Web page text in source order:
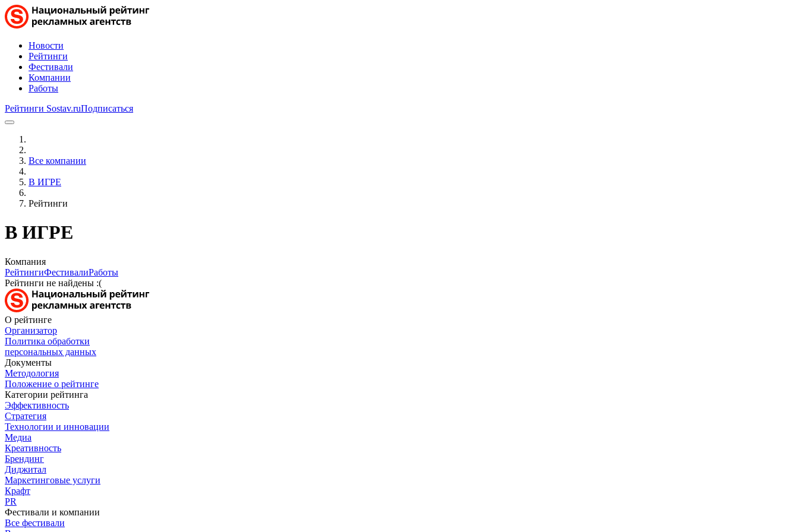
Новости
Рейтинги
Фестивали
Компании
Работы
Рейтинги Sostav.ruПодписаться
Все компании
В ИГРЕ
Рейтинги
В ИГРЕ
Компания
РейтингиФестивалиРаботы
Рейтинги не найдены :(
О рейтинге
Организатор
Политика обработки
персональных данных
Документы
Методология
Положение о рейтинге
Категории рейтинга
Эффективность
Стратегия
Технологии и инновации
Медиа
Креативность
Брендинг
Диджитал
Маркетинговые услуги
Крафт
PR
Фестивали и компании
Все фестивали